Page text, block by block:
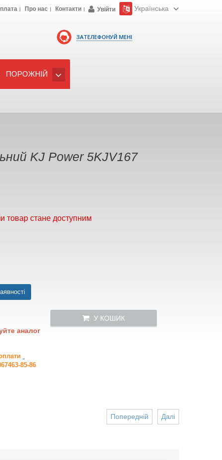
ЗАТЕЛЕФОНУЙ МЕНІ
Про нас Контакти Увійти Українська
ПОРОЖНІЙ
KJ Power 5KJV167
товар стане доступним
аналог
У КОШИК
85-86
Далі
Попередній